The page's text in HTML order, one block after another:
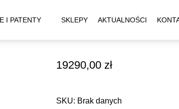
I PATENTY SKLEPY AKTUALNOŚCI
19290,00 zł
SKU: Brak danych